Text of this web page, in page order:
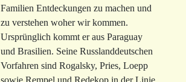
Familien Entdeckungen zu machen und
zu verstehen woher wir kommen.
Ursprünglich kommt er aus Paraguay
und Brasilien. Seine Russlanddeutschen
Vorfahren sind Rogalsky, Pries, Loepp